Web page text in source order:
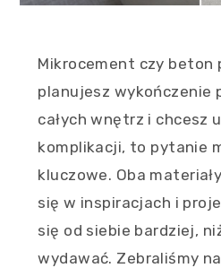
Mikrocement czy beton
planujesz wykończenie
całych wnętrz i chcesz
komplikacji, to pytanie
kluczowe. Oba
się w inspiracjach i
się od siebie bardziej,
wydawać. Zebraliśmy